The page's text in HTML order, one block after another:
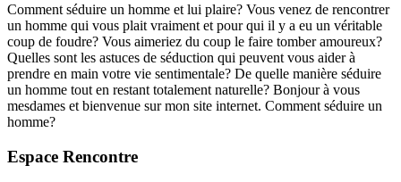
Comment séduire un homme et lui plaire? Vous venez de rencontrer
un homme qui vous plait vraiment et pour qui il y a eu un véritable
coup de foudre? Vous aimeriez du coup le faire tomber amoureux?
Quelles sont les astuces de séduction qui peuvent vous aider à
prendre en main votre vie sentimentale? De quelle manière séduire
un homme tout en restant totalement naturelle? Bonjour à vous
mesdames et bienvenue sur mon site internet. Comment séduire un
homme?
Espace Rencontre